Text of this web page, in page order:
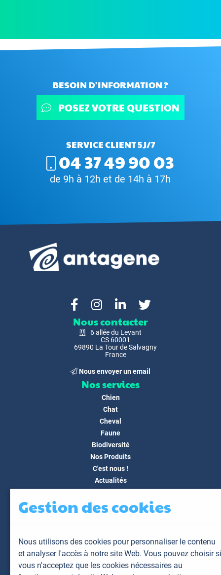
BESOIN D'INFORMATION ?
POSEZ VOTRE QUESTION
SERVICE CLIENT 5J/7
04 37 49 90 03
de 9h à 12h et de 14h à 17h
Nous contacter
6 allée du Levant
CS 60001
69890 La Tour de Salvagny
France
Nous envoyer un email
Nos services
Chien
Chat
Cheval
Faune
Biodiversité
Nos Produits
C'est nous !
Actualités
FAQ
Mon espace
Mes animaux
Mes résultats
Gestion des cookies
Nous utilisons des cookies pour personnaliser le contenu
et analyser l'accès à notre site Web. Vous pouvez choisir si
vous n'acceptez que les cookies nécessaires au